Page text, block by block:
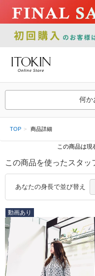
何か
TOP 商品詳細
この商品は現
この商品を使ったスタッ
あなたの身長で並び替え
動画あり